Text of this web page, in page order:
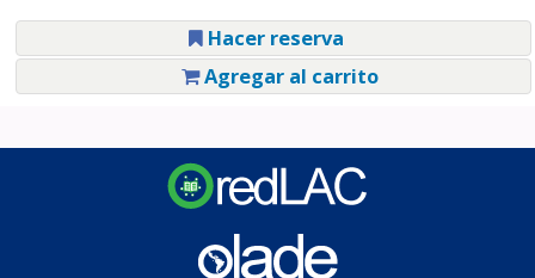
Hacer reserva
Agregar al carrito